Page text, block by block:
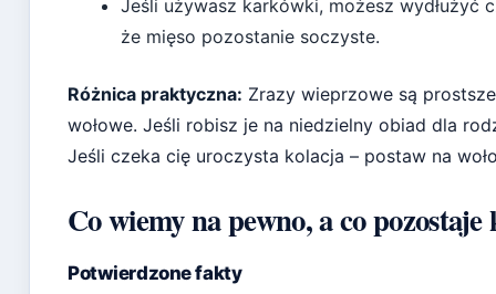
Jeśli używasz karkówki, możesz wydłużyć
że mięso pozostanie soczyste.
Różnica praktyczna: Zrazy wieprzowe są
wołowe. Jeśli robisz je na niedzielny obiad dla
Jeśli czeka cię uroczysta kolacja – postaw na
Co wiemy na pewno, a co
Potwierdzone fakty